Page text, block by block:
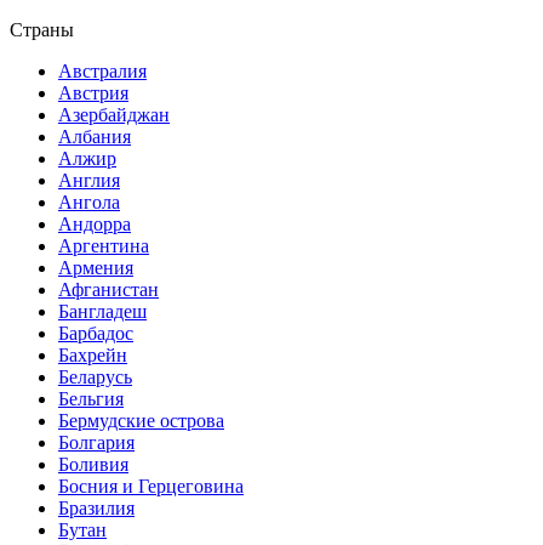
Страны
Австралия
Австрия
Азербайджан
Албания
Алжир
Англия
Ангола
Андорра
Аргентина
Армения
Афганистан
Бангладеш
Барбадос
Бахрейн
Беларусь
Бельгия
Бермудские острова
Болгария
Боливия
Босния и Герцеговина
Бразилия
Бутан